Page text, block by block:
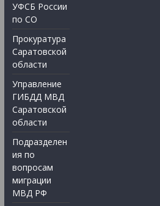
УФСБ России
по СО
Прокуратура
Саратовской
области
Управление
ГИБДД МВД
Саратовской
области
Подразделен
ия по
вопросам
миграции
МВД РФ